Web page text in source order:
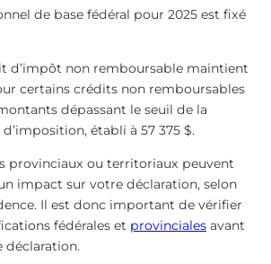
de base fédéral pour 2025 est fixé
d’impôt non remboursable maintient
certains crédits non remboursables
dépassant le seuil de la
établi à 57 375 $.
provinciaux ou territoriaux peuvent
impact sur votre déclaration, selon
Il est donc important de vérifier
fédérales et provinciales avant
déclaration.